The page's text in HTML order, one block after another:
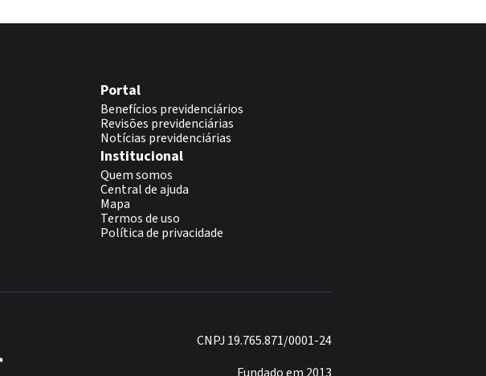
Portal
Benefícios previdenciários
Revisões previdenciárias
Notícias previdenciárias
Institucional
Quem somos
Central de ajuda
Mapa
Termos de uso
Política de privacidade
CNPJ 19.765.871/0001-24